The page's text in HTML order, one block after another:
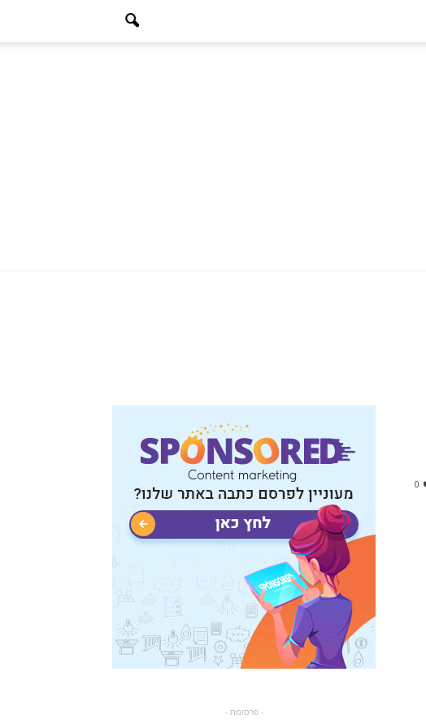
0
- פרסומת -